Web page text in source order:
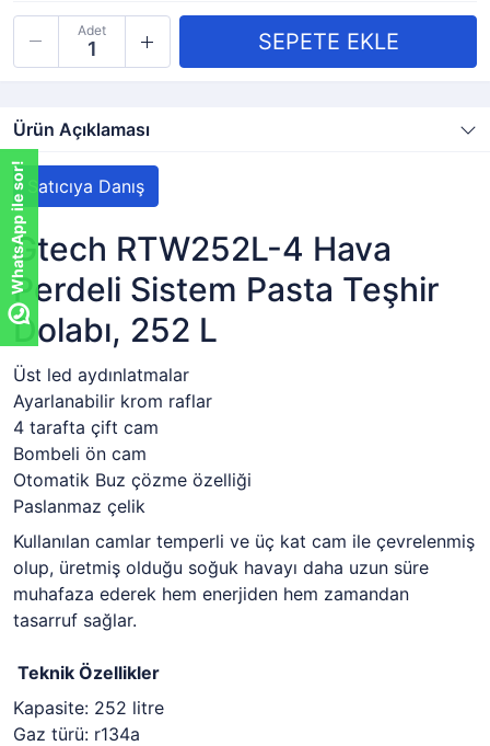
Adet
Ürün Açıklaması
Satıcıya Danış
Gtech RTW252L-4 Hava
Perdeli Sistem Pasta Teşhir
Dolabı, 252 L
Üst led aydınlatmalar
Ayarlanabilir krom raflar
4 tarafta çift cam
Bombeli ön cam
Otomatik Buz çözme özelliği
Paslanmaz çelik
Kullanılan camlar temperli ve üç kat cam ile çevrelenmiş
olup, üretmiş olduğu soğuk havayı daha uzun süre
muhafaza ederek hem enerjiden hem zamandan
tasarruf sağlar.
Teknik Özellikler
Kapasite: 252 litre
Gaz türü: r134a
WhatsApp ile sor!